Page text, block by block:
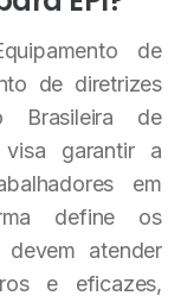
de
de diretrizes
Brasileira de
garantir a
em
define os
atender
e eficazes,